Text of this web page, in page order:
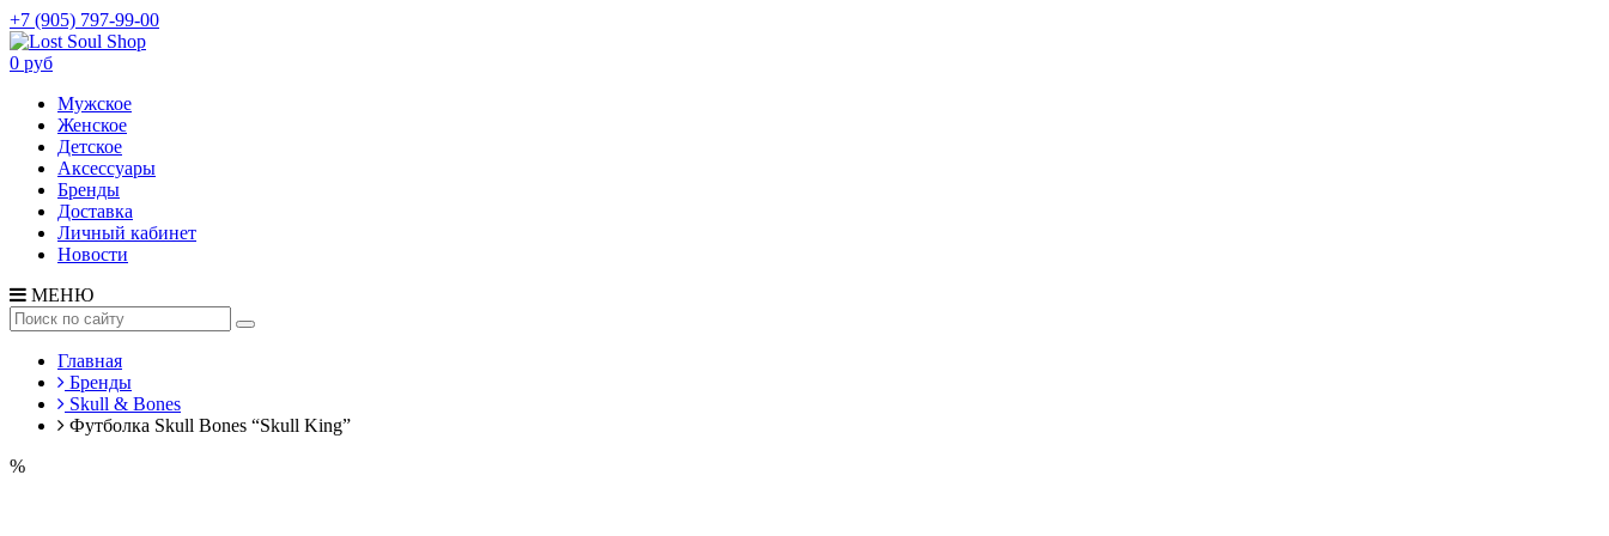
+7 (905) 797-99-00
0 руб
Мужское
Женское
Детское
Аксессуары
Бренды
Доставка
Личный кабинет
Новости
МЕНЮ
Главная
Бренды
Skull & Bones
Футболка Skull Bones “Skull King”
%